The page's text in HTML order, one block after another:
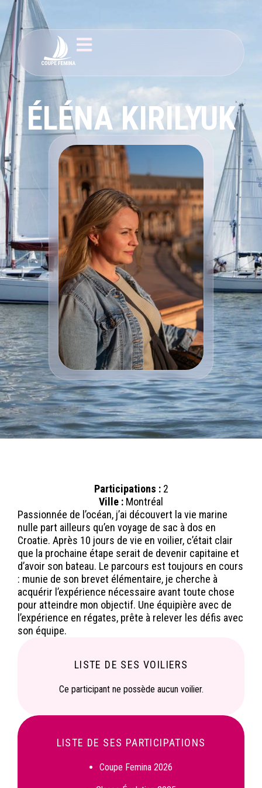
ÉLÉNA KIRILYUK
Participations : 2
Ville : Montréal
Passionnée de l’océan, j’ai découvert la vie marine
nulle part ailleurs qu’en voyage de sac à dos en
Croatie. Après 10 jours de vie en voilier, c’était clair
que la prochaine étape serait de devenir capitaine et
d’avoir son bateau. Le parcours est toujours en cours
: munie de son brevet élémentaire, je cherche à
acquérir l’expérience nécessaire avant toute chose
pour atteindre mon objectif. Une équipière avec de
l’expérience en régates, prête à relever les défis avec
son équipe.
LISTE DE SES VOILIERS
Ce participant ne possède aucun voilier.
LISTE DE SES PARTICIPATIONS
Coupe Femina 2026